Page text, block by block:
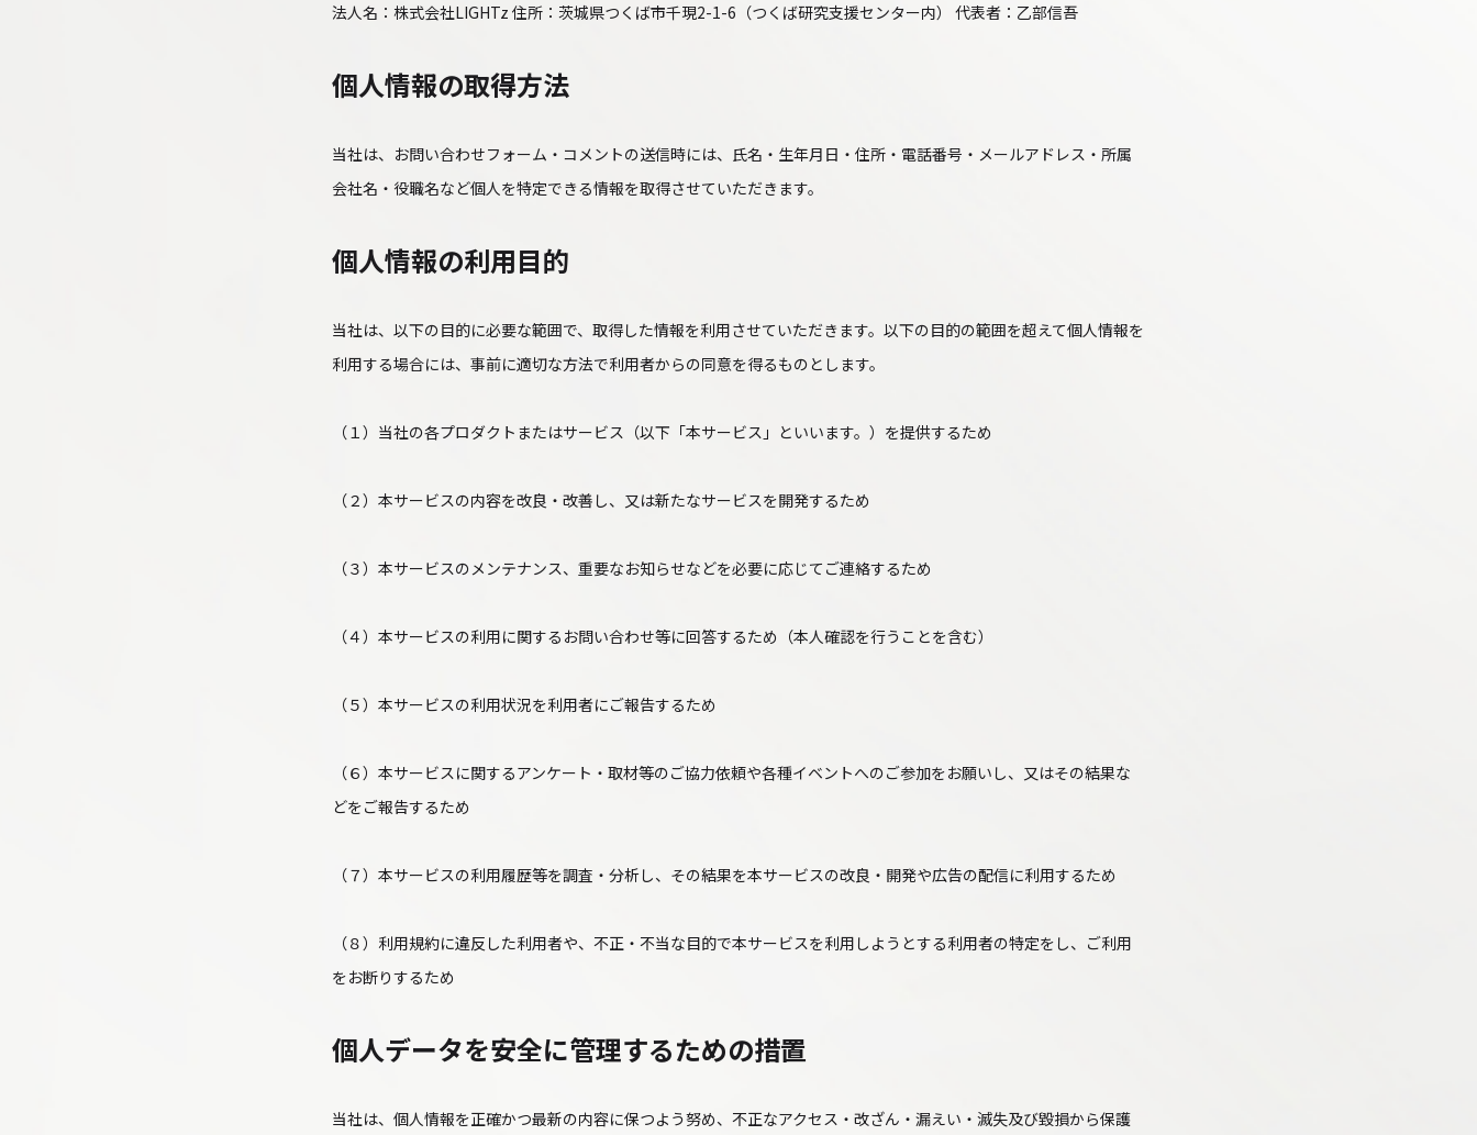
法人名：株式会社LIGHTz 住所：茨城県つくば市千現2-1-6（つくば研究支援センター内） 代表者：乙部信吾
個人情報の取得方法
当社は、お問い合わせフォーム・コメントの送信時には、氏名・生年月日・住所・電話番号・メールアドレス・所属
会社名・役職名など個人を特定できる情報を取得させていただきます。
個人情報の利用目的
当社は、以下の目的に必要な範囲で、取得した情報を利用させていただきます。以下の目的の範囲を超えて個人情報を
利用する場合には、事前に適切な方法で利用者からの同意を得るものとします。
（１）当社の各プロダクトまたはサービス（以下「本サービス」といいます。）を提供するため
（２）本サービスの内容を改良・改善し、又は新たなサービスを開発するため
（３）本サービスのメンテナンス、重要なお知らせなどを必要に応じてご連絡するため
（４）本サービスの利用に関するお問い合わせ等に回答するため（本人確認を行うことを含む）
（５）本サービスの利用状況を利用者にご報告するため
（６）本サービスに関するアンケート・取材等のご協力依頼や各種イベントへのご参加をお願いし、又はその結果な
どをご報告するため
（７）本サービスの利用履歴等を調査・分析し、その結果を本サービスの改良・開発や広告の配信に利用するため
（８）利用規約に違反した利用者や、不正・不当な目的で本サービスを利用しようとする利用者の特定をし、ご利用
をお断りするため
個人データを安全に管理するための措置
当社は、個人情報を正確かつ最新の内容に保つよう努め、不正なアクセス・改ざん・漏えい・滅失及び毀損から保護